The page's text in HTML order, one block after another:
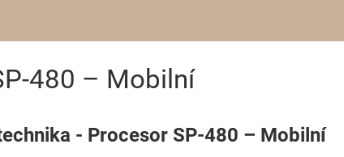
480 – Mobilní
- Procesor SP-480 – Mobilní